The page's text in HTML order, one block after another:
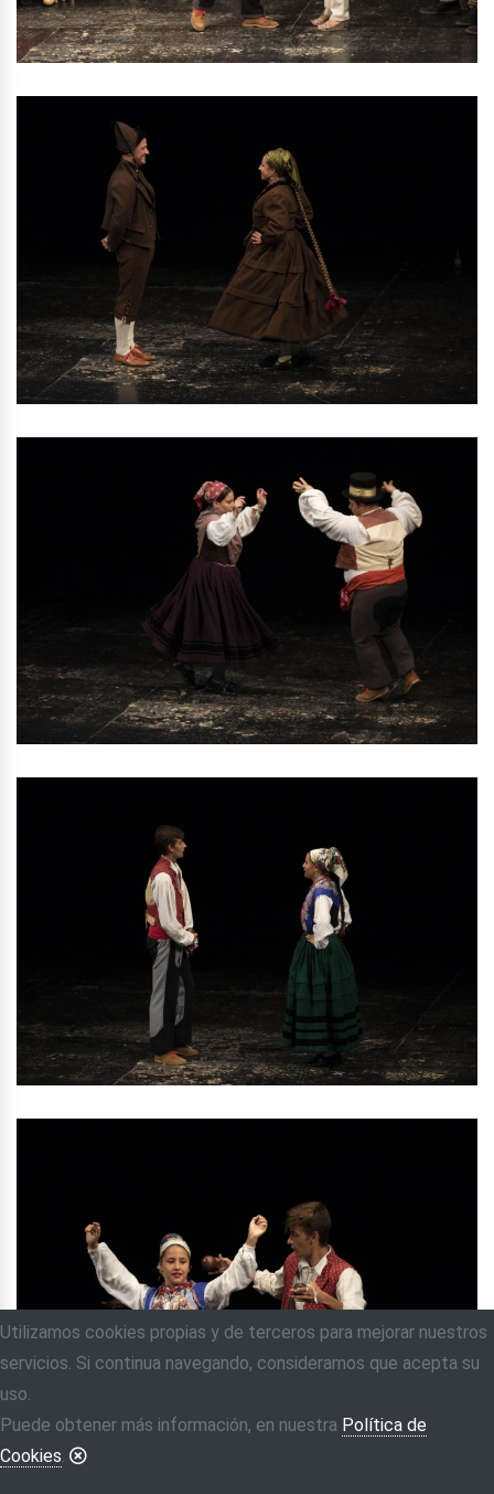
Utilizamos cookies propias y de terceros para mejorar nuestros
servicios. Si continua navegando, consideramos que acepta su
uso.
Puede obtener más información, en nuestra Política de
Cookies.